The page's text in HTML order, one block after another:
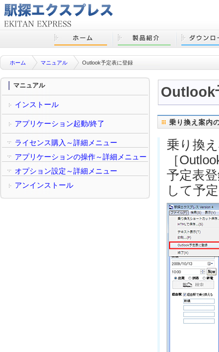
ホーム マニュアル Outlook予定表に登録
マニュアル
インストール
アプリケーション起動/終了
ライセンス購入～詳細メニュー
アプリケーションの操作～詳細メニュー
オプション設定～詳細メニュー
アンインストール
Outlook
乗り換え案内
乗り換
［
予定表
して予